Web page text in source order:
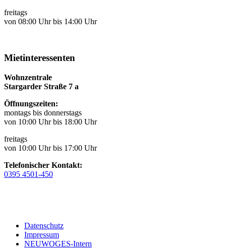
freitags
von 08:00 Uhr bis 14:00 Uhr
Mietinteressenten
Wohnzentrale
Stargarder Straße 7 a
Öffnungszeiten:
montags bis donnerstags
von 10:00 Uhr bis 18:00 Uhr
freitags
von 10:00 Uhr bis 17:00 Uhr
Telefonischer Kontakt:
0395 4501-450
Datenschutz
Impressum
NEUWOGES-Intern